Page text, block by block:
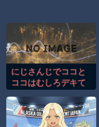
攻させるおそロシア
故に巻き込まれた
なんと全巻100円ｗ
もう合葬墓ばかり
にじさんじでココと
ココはむしろデキて
二人